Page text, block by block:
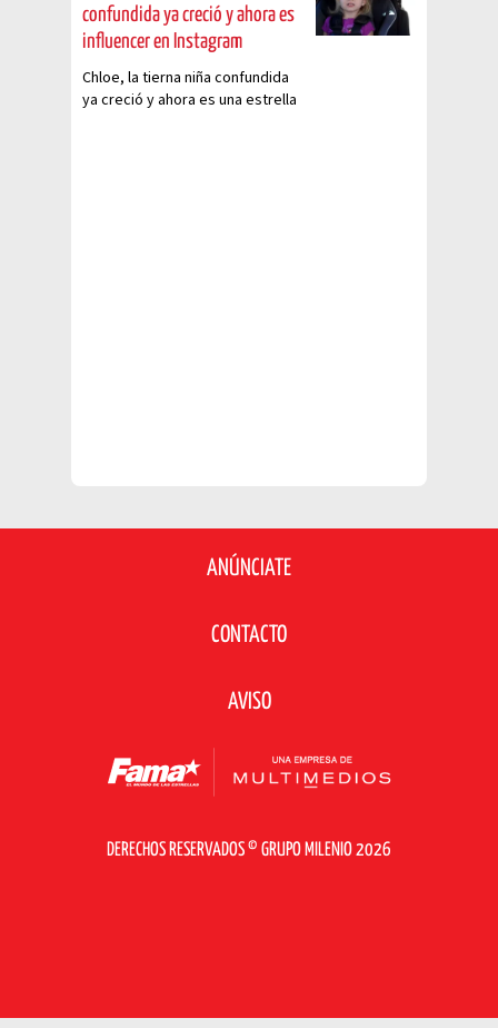
confundida ya creció y ahora es
influencer en Instagram
Chloe, la tierna niña confundida
ya creció y ahora es una estrella
ANÚNCIATE
CONTACTO
AVISO
DERECHOS RESERVADOS © GRUPO MILENIO 2026